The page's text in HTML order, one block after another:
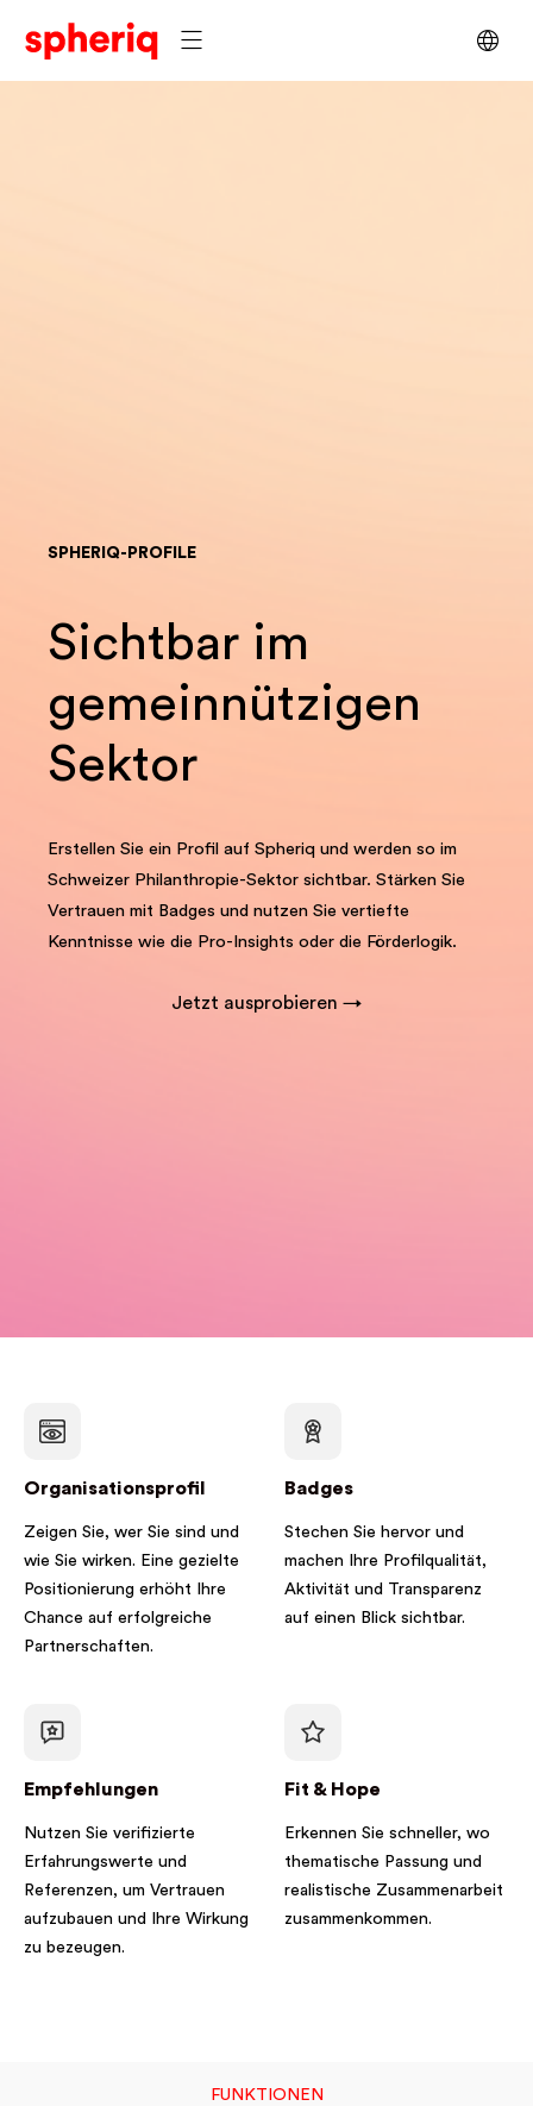
SPHERIQ-PROFILE
Sichtbar im
gemeinnützigen
Sektor
Erstellen Sie ein Profil auf Spheriq und werden so im
Schweizer Philanthropie-Sektor sichtbar. Stärken Sie
Vertrauen mit Badges und nutzen Sie vertiefte
Kenntnisse wie die Pro-Insights oder die Förderlogik.
Jetzt ausprobieren →
Organisationsprofil
Zeigen Sie, wer Sie sind und
wie Sie wirken. Eine gezielte
Positionierung erhöht Ihre
Chance auf erfolgreiche
Partnerschaften.
Badges
Stechen Sie hervor und
machen Ihre Profilqualität,
Aktivität und Transparenz
auf einen Blick sichtbar.
Empfehlungen
Nutzen Sie verifizierte
Erfahrungswerte und
Referenzen, um Vertrauen
aufzubauen und Ihre Wirkung
zu bezeugen.
Fit & Hope
Erkennen Sie schneller, wo
thematische Passung und
realistische Zusammenarbeit
zusammenkommen.
FUNKTIONEN